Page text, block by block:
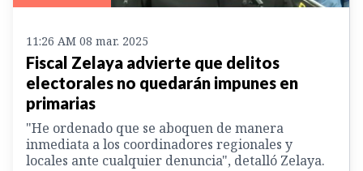
11:26 AM 08 mar. 2025
Fiscal Zelaya advierte que delitos
electorales no quedarán impunes en
primarias
"He ordenado que se aboquen de manera
inmediata a los coordinadores regionales y
locales ante cualquier denuncia", detalló Zelaya.